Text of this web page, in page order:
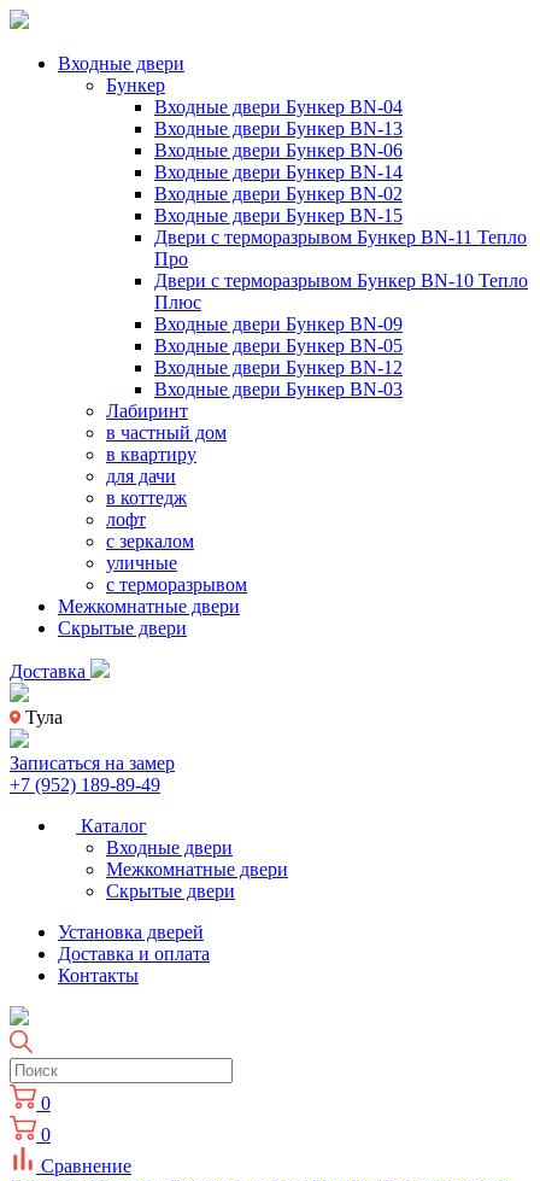
Входные двери
Бункер
Входные двери Бункер BN-04
Входные двери Бункер BN-13
Входные двери Бункер BN-06
Входные двери Бункер BN-14
Входные двери Бункер BN-02
Входные двери Бункер BN-15
Двери с терморазрывом Бункер BN-11 Тепло
Про
Двери с терморазрывом Бункер BN-10 Тепло
Плюс
Входные двери Бункер BN-09
Входные двери Бункер BN-05
Входные двери Бункер BN-12
Входные двери Бункер BN-03
Лабиринт
в частный дом
в квартиру
для дачи
в коттедж
лофт
с зеркалом
уличные
с терморазрывом
Межкомнатные двери
Скрытые двери
Доставка
Тула
Записаться на замер
+7 (952) 189-89-49
Каталог
Входные двери
Межкомнатные двери
Скрытые двери
Установка дверей
Доставка и оплата
Контакты
0
0
Сравнение